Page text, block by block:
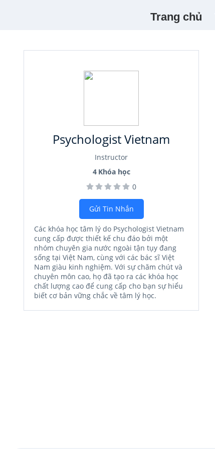
Trang chủ
Psychologist Vietnam
Instructor
4 Khóa học
0
Gửi Tin Nhắn
Các khóa học tâm lý do Psychologist Vietnam
cung cấp được thiết kế chu đáo bởi một
nhóm chuyên gia nước ngoài tận tụy đang
sống tại Việt Nam, cùng với các bác sĩ Việt
Nam giàu kinh nghiệm. Với sự chăm chút và
chuyên môn cao, họ đã tạo ra các khóa học
chất lượng cao để cung cấp cho bạn sự hiểu
biết cơ bản vững chắc về tâm lý học.